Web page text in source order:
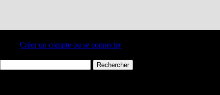
Créer un compte ou se connecter